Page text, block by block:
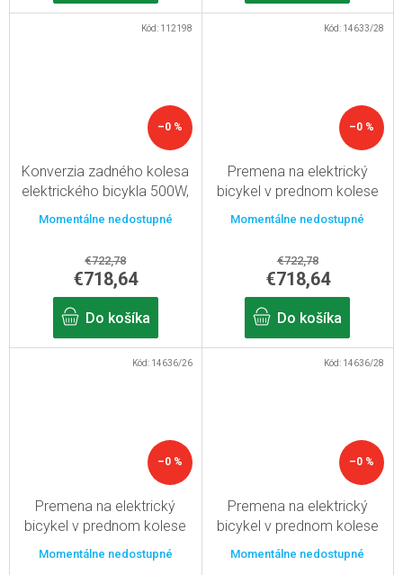
–0 %
Konverzia zadného kolesa
elektrického bicykla 500W,
13Ah batéria, s displejom,
Momentálne nedostupné
€722,78
€718,64
Do košíka
Kód: 112198
–0 %
Premena na elektrický
bicykel v prednom kolese
500W, batéria s kapacitou
13Ah, s 28" displejom
Momentálne nedostupné
€722,78
€718,64
Do košíka
Kód: 14633/28
–0 %
Premena na elektrický
bicykel v prednom kolese
500W, batéria s kapacitou
15,6Ah, s 26" displejom
Momentálne nedostupné
Kód: 14636/26
–0 %
Premena na elektrický
bicykel v prednom kolese
500W, batéria s kapacitou
15,6Ah, s 28" displejom
Momentálne nedostupné
Kód: 14636/28